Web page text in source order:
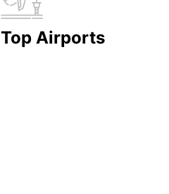
Top Airports